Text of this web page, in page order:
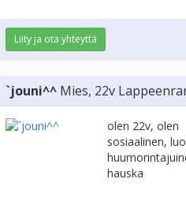
Liity ja ota yhteyttä
`jouni^^ Mies, 22v
olen 22v, olen
sosiaalinen,
hauska